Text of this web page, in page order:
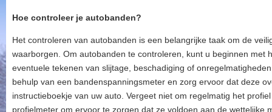
Hoe controleer je autobanden?
Het controleren van autobanden is een belangrijke taak om de
waarborgen. Om autobanden te controleren, kunt u beginnen met
eventuele tekenen van slijtage, beschadiging of
behulp van een bandenspanningsmeter en zorg ervoor dat deze
instructieboekje van uw auto. Vergeet niet om regelmatig het
profielmeter om ervoor te zorgen dat ze voldoen aan de wettelijke